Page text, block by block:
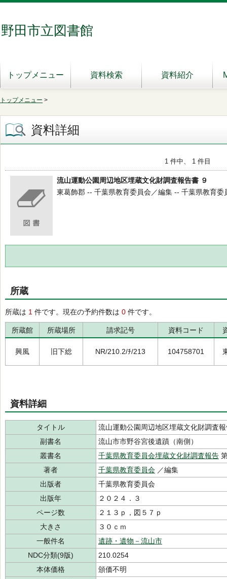
野田市立図書館
トップメニュー 資料検索 資料紹介
トップメニュー >
資料詳細
1 件中、 1 件目
流山運動公園周辺地区埋蔵文化財調査報告書 ９
東葛飾郡 -- 千葉県教育委員会／編集 -- 千葉県教育
所蔵
所蔵は 1 件です。現在の予約件数は 0 件です。
所蔵館 所蔵場所 請求記号 資料コード
興風 旧下総 NR/210.2/ﾁ/213 104758701
資料詳細
タイトル
流山運動公園周辺地区埋蔵文化財調査
副書名
流山市市野谷宮後遺蹟（南側）
叢書名
千葉県教育委員会埋蔵文化財調査報告
著者
千葉県教育委員会 ／編集
出版者
千葉県教育委員会
出版年
２０２４．３
ページ数
２１３ｐ，図５７ｐ
大きさ
３０ｃｍ
一般件名
遺跡・遺物－流山市
NDC分類(9版)
210.0254
本体価格
頒価不明